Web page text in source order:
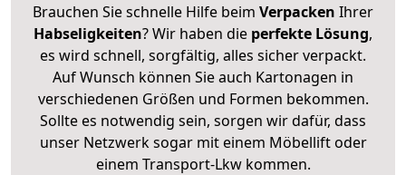
Brauchen Sie schnelle Hilfe beim Verpacken Ihrer
Habseligkeiten? Wir haben die perfekte Lösung,
es wird schnell, sorgfältig, alles sicher verpackt.
Auf Wunsch können Sie auch Kartonagen in
verschiedenen Größen und Formen bekommen.
Sollte es notwendig sein, sorgen wir dafür, dass
unser Netzwerk sogar mit einem Möbellift oder
einem Transport-Lkw kommen.